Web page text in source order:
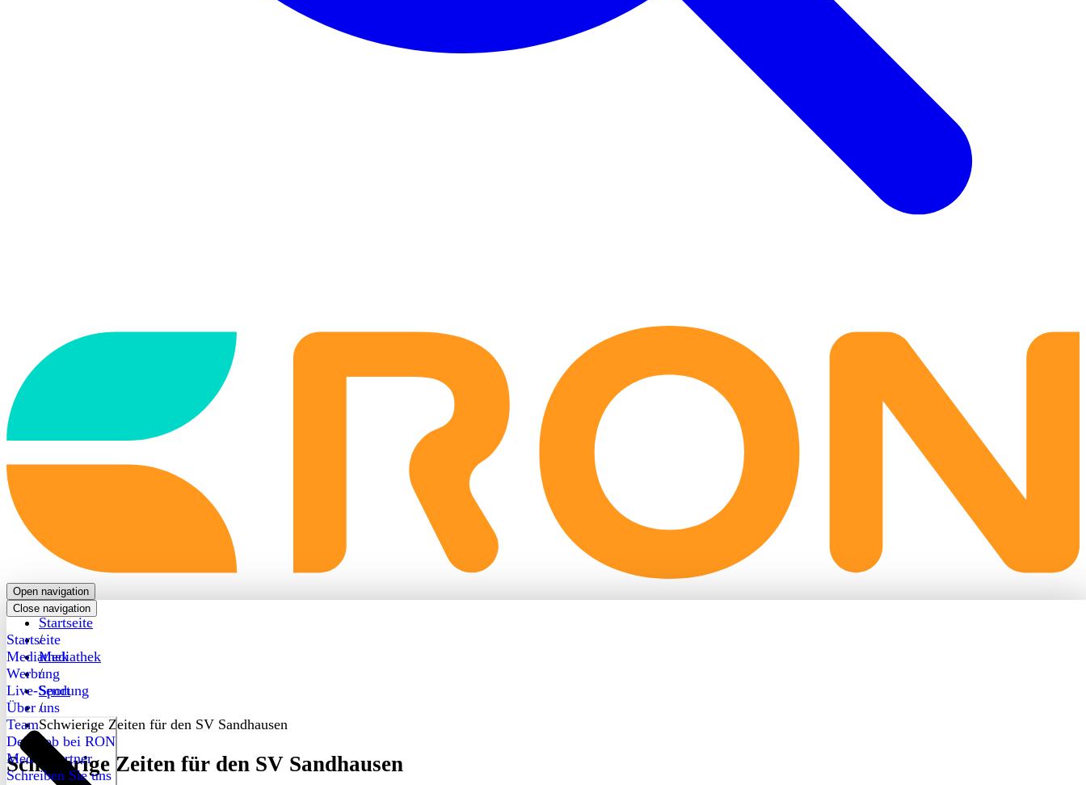
frontpage
Open navigation
Close navigation
Startseite
Mediathek
Werbung
Live-Sendung
Über uns
Team
Dein Job bei RON
Medienpartner
Schreiben Sie uns
Startseite
/
Mediathek
/
Sport
/
Schwierige Zeiten für den SV Sandhausen
Schwierige Zeiten für den SV Sandhausen